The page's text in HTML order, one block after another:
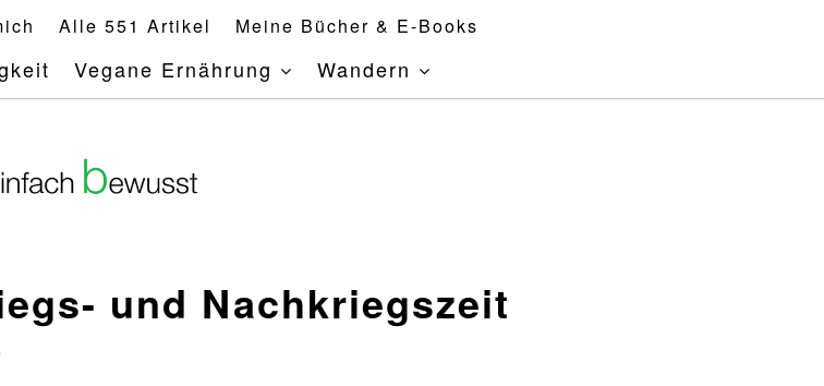
Alle 551 Artikel Meine Bücher & E-Books
Vegane Ernährung Wandern
und Nachkriegszeit